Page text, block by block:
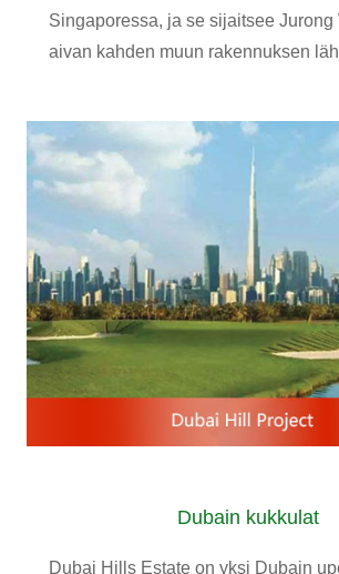
Singaporessa, ja se sijaitsee Jurong
aivan kahden muun rakennuksen
Dubain kukkulat
Dubai Hills Estate on yksi Dubain